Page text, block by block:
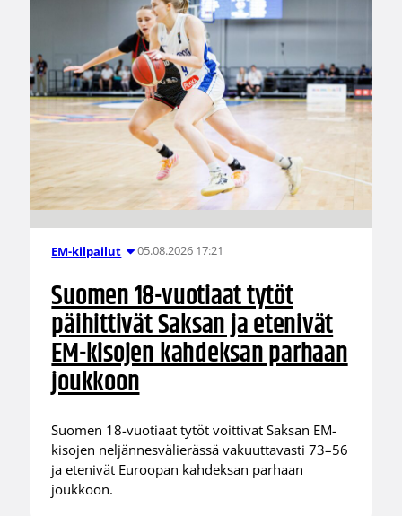
EM-kilpailut 05.08.2026 17:21
Suomen 18-vuotiaat tytöt
päihittivät Saksan ja etenivät
EM-kisojen kahdeksan parhaan
joukkoon
Suomen 18-vuotiaat tytöt voittivat Saksan EM-
kisojen neljännesvälierässä vakuuttavasti 73–56
ja etenivät Euroopan kahdeksan parhaan
joukkoon.